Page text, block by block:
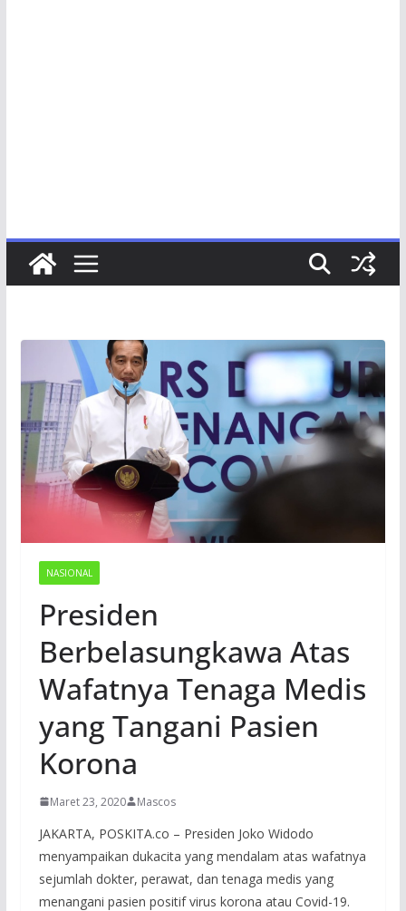
NASIONAL
Presiden
Berbelasungkawa Atas
Wafatnya Tenaga Medis
yang Tangani Pasien
Korona
Maret 23, 2020 Mascos
JAKARTA, POSKITA.co – Presiden Joko Widodo
menyampaikan dukacita yang mendalam atas wafatnya
sejumlah dokter, perawat, dan tenaga medis yang
menangani pasien positif virus korona atau Covid-19.